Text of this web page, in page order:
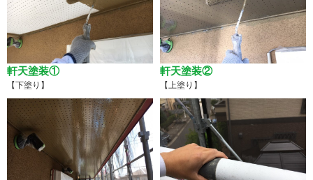
軒天塗装①
【下塗り】
軒天塗装②
【上塗り】